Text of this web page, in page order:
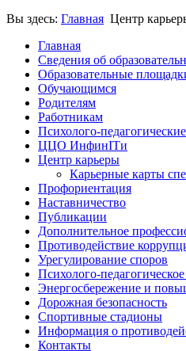
Вы здесь: Главная Центр
Главная
Сведения об
Образовательные
Обучающимся
Родителям
Работникам
Психолого-
ЦЦО ИнфинITи
Центр карьеры
Карьерные карты
Профориентация
Наставничество
Публикации
Дополнительное
Противодействие
Урегулирование споров
Психолого-
Энергосбережение и
Дорожная безопасность
Спортивные стадионы
Информация о
Контакты